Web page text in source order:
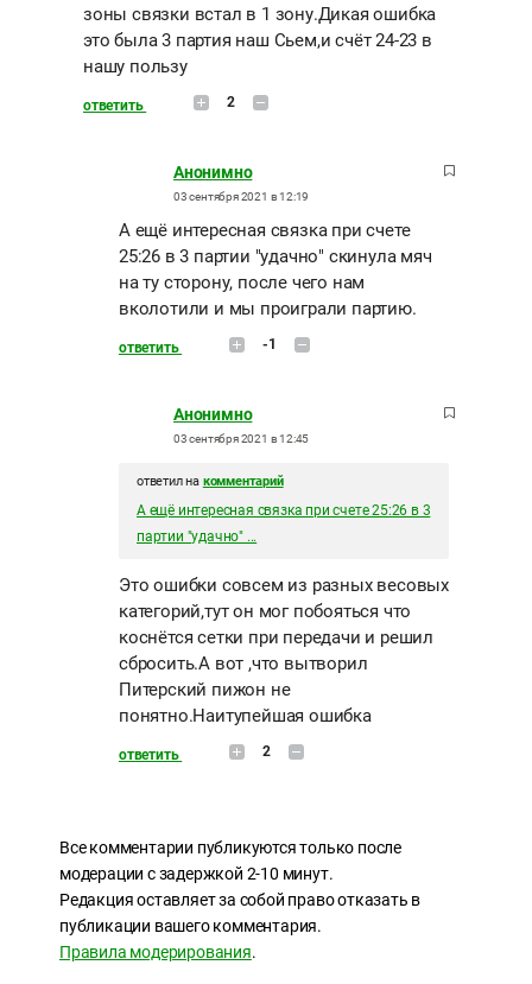
зоны связки встал в 1 зону.Дикая ошибка
это была 3 партия наш Сьем,и счёт 24-23 в
нашу пользу
ответить 2
Анонимно
03 сентября 2021 в 12:19
А ещё интересная связка при счете
25:26 в 3 партии "удачно" скинула мяч
на ту сторону, после чего нам
вколотили и мы проиграли партию.
ответить -1
Анонимно
03 сентября 2021 в 12:45
ответил на комментарий
А ещё интересная связка при счете 25:26 в 3
партии "удачно" ...
Это ошибки совсем из разных весовых
категорий,тут он мог побояться что
коснётся сетки при передачи и решил
сбросить.А вот ,что вытворил
Питерский пижон не
понятно.Наитупейшая ошибка
ответить 2
Все комментарии публикуются только после
модерации с задержкой 2-10 минут.
Редакция оставляет за собой право отказать в
публикации вашего комментария.
Правила модерирования.